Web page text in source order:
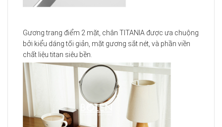
Gương trang điểm 2 mặt, chân TITANIA được ưa chuộng
bởi kiểu dáng tối giản, mặt gương sắt nét, và phần viền
chất liệu titan siêu bền.